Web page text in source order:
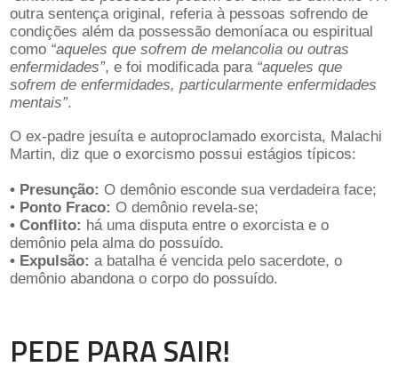
outra sentença original, referia à pessoas sofrendo de
condições além da possessão demoníaca ou espiritual
como “aqueles que sofrem de melancolia ou outras
enfermidades”, e foi modificada para “aqueles que
sofrem de enfermidades, particularmente enfermidades
mentais”.
O ex-padre jesuíta e autoproclamado exorcista, Malachi
Martin, diz que o exorcismo possui estágios típicos:
• Presunção: O demônio esconde sua verdadeira face;
•Ponto Fraco: O demônio revela-se;
• Conflito: há uma disputa entre o exorcista e o
demônio pela alma do possuído.
• Expulsão: a batalha é vencida pelo sacerdote, o
demônio abandona o corpo do possuído.
PEDE PARA SAIR!